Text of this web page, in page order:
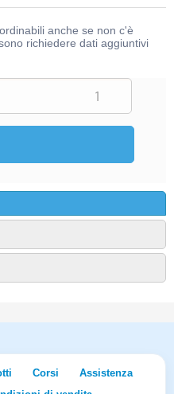
anche se non c'è
richiedere dati aggiuntivi
Corsi
Assistenza